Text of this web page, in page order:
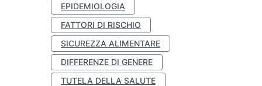
EPIDEMIOLOGIA
FATTORI DI RISCHIO
SICUREZZA ALIMENTARE
DIFFERENZE DI GENERE
TUTELA DELLA SALUTE